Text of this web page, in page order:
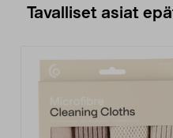
Tavalliset asiat